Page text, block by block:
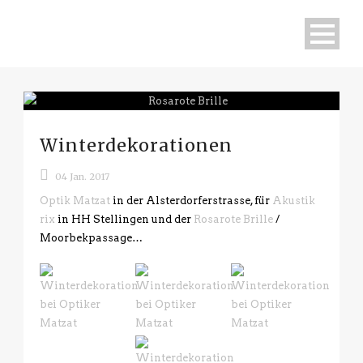
Winterdekorationen
04 Jan. 2017
Optik Matzat in der Alsterdorferstrasse, für Akustik
rix in HH Stellingen und der Rosarote Brille /
Moorbekpassage…